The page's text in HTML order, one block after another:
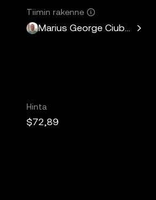
Tiimin rakenne
Marius George Ciubotariu
Hinta
$72,89